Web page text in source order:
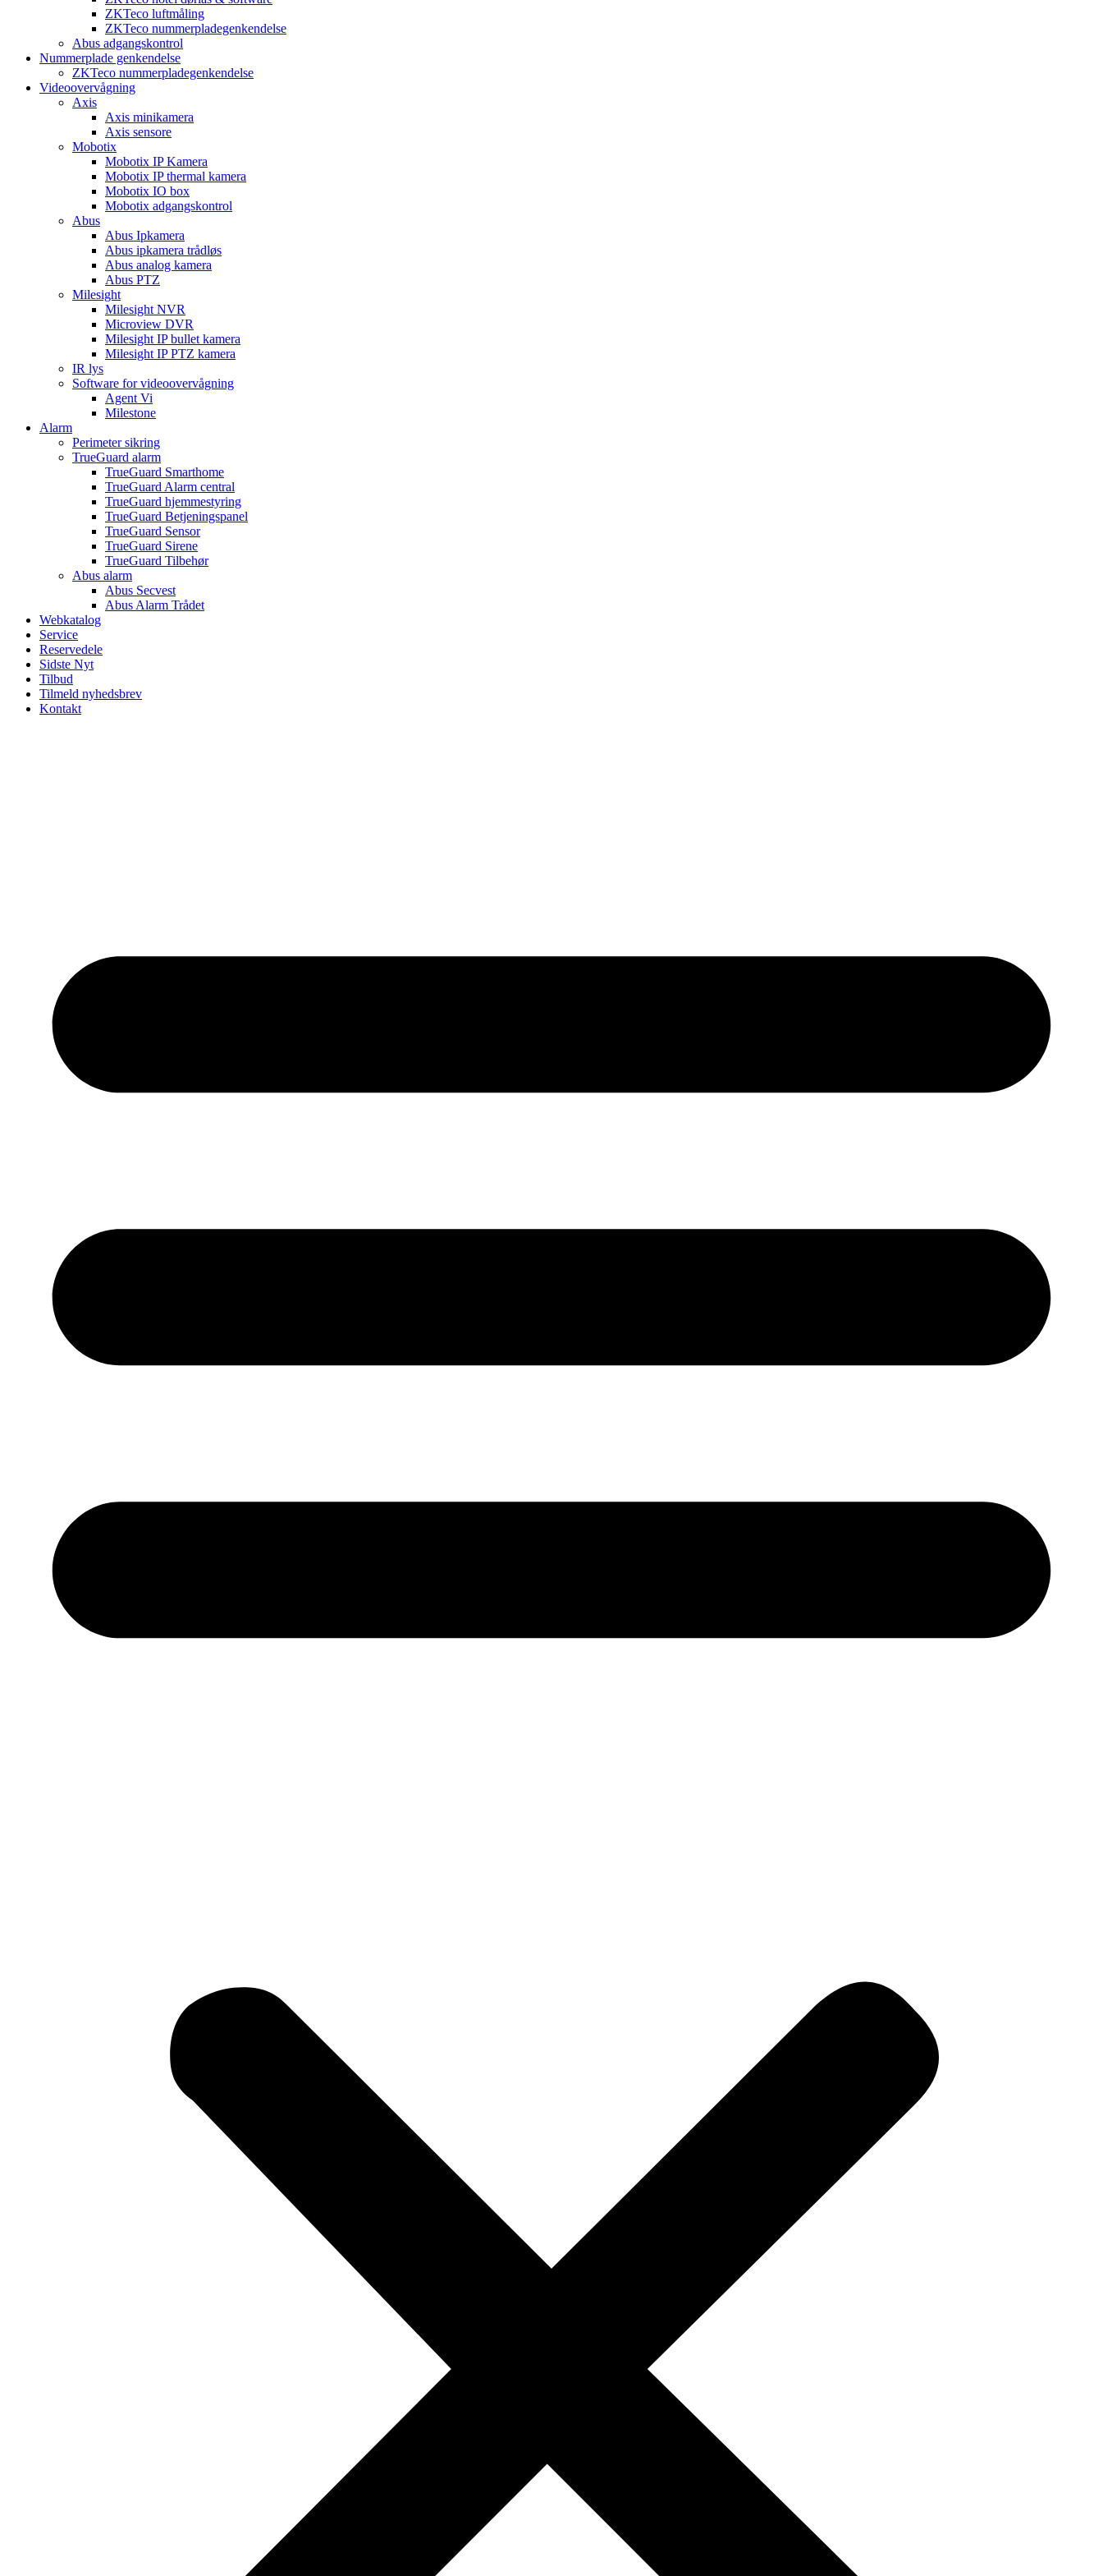
ZKTeco luftmåling
ZKTeco nummerpladegenkendelse
Abus adgangskontrol
Nummerplade genkendelse
ZKTeco nummerpladegenkendelse
Videoovervågning
Axis
Axis minikamera
Axis sensore
Mobotix
Mobotix IP Kamera
Mobotix IP thermal kamera
Mobotix IO box
Mobotix adgangskontrol
Abus
Abus Ipkamera
Abus ipkamera trådløs
Abus analog kamera
Abus PTZ
Milesight
Milesight NVR
Microview DVR
Milesight IP bullet kamera
Milesight IP PTZ kamera
IR lys
Software for videoovervågning
Agent Vi
Milestone
Alarm
Perimeter sikring
TrueGuard alarm
TrueGuard Smarthome
TrueGuard Alarm central
TrueGuard hjemmestyring
TrueGuard Betjeningspanel
TrueGuard Sensor
TrueGuard Sirene
TrueGuard Tilbehør
Abus alarm
Abus Secvest
Abus Alarm Trådet
Webkatalog
Service
Reservedele
Sidste Nyt
Tilbud
Tilmeld nyhedsbrev
Kontakt